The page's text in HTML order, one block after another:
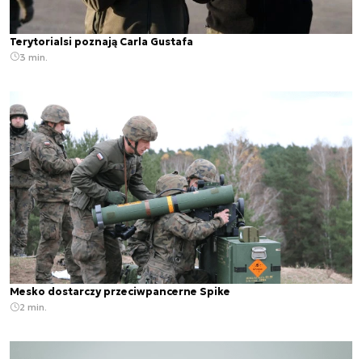
Terytorialsi poznają Carla Gustafa
3 min.
Mesko dostarczy przeciwpancerne Spike
2 min.